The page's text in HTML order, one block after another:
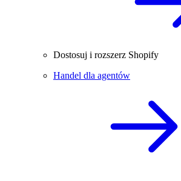
Dostosuj i rozszerz Shopify
Handel dla agentów